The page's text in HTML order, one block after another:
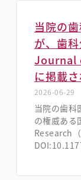
当院の
が、歯
Journal
に掲載さ
2026-06-29
当院の歯科
の権威あ
Research